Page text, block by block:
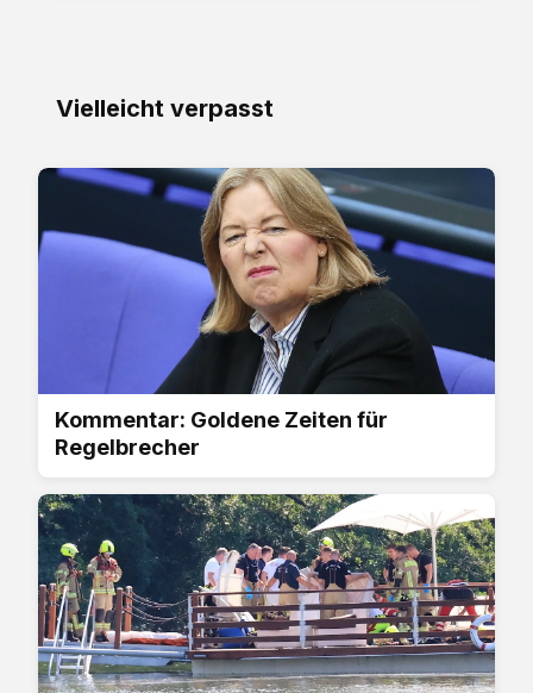
Vielleicht verpasst
Kommentar: Goldene Zeiten für
Regelbrecher